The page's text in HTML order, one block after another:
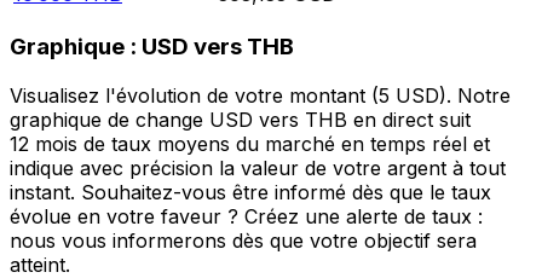
Graphique : USD vers THB
Visualisez l'évolution de votre montant (5 USD). Notre
graphique de change USD vers THB en direct suit
12 mois de taux moyens du marché en temps réel et
indique avec précision la valeur de votre argent à tout
instant. Souhaitez-vous être informé dès que le taux
évolue en votre faveur ? Créez une alerte de taux :
nous vous informerons dès que votre objectif sera
atteint.